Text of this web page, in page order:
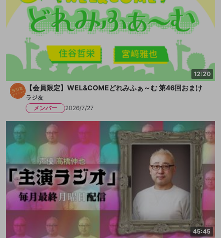
12:20
【会員限定】WEL&COMEどれみふぁ～む 第46回おまけ
ラジ友
メンバー
2026/7/27
45:45